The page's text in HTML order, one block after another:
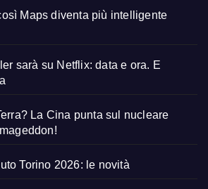
Maps diventa più intelligente
sarà su Netflix: data e ora. E
La Cina punta sul nucleare
Torino 2026: le novità